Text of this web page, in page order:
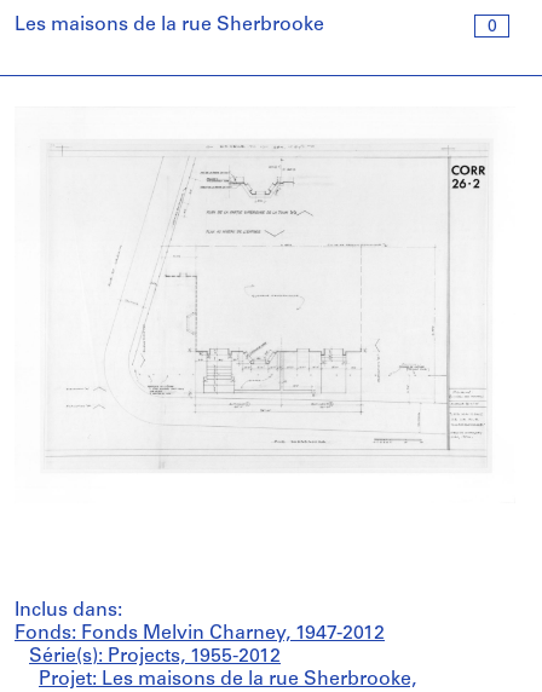
0
Les maisons de la rue Sherbrooke
Inclus dans:
Fonds: Fonds Melvin Charney, 1947-2012
Série(s): Projects, 1955-2012
Projet: Les maisons de la rue Sherbrooke,